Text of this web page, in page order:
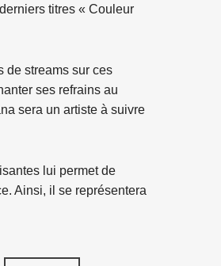
titres « Couleur
de streams sur ces
ses refrains au
sera un artiste à suivre
lui permet de
Ainsi, il se représentera